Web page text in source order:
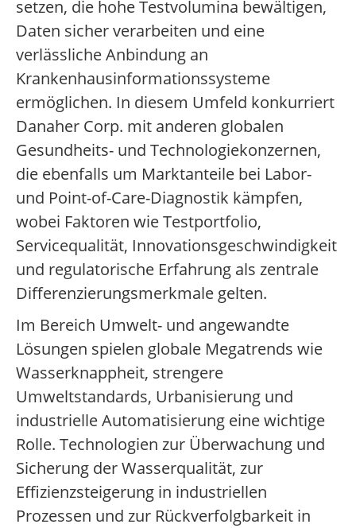
setzen, die hohe Testvolumina bewältigen,
Daten sicher verarbeiten und eine
verlässliche Anbindung an
Krankenhausinformationssysteme
ermöglichen. In diesem Umfeld konkurriert
Danaher Corp. mit anderen globalen
Gesundheits- und Technologiekonzernen,
die ebenfalls um Marktanteile bei Labor-
und Point-of-Care-Diagnostik kämpfen,
wobei Faktoren wie Testportfolio,
Servicequalität, Innovationsgeschwindigkeit
und regulatorische Erfahrung als zentrale
Differenzierungsmerkmale gelten.
Im Bereich Umwelt- und angewandte
Lösungen spielen globale Megatrends wie
Wasserknappheit, strengere
Umweltstandards, Urbanisierung und
industrielle Automatisierung eine wichtige
Rolle. Technologien zur Überwachung und
Sicherung der Wasserqualität, zur
Effizienzsteigerung in industriellen
Prozessen und zur Rückverfolgbarkeit in